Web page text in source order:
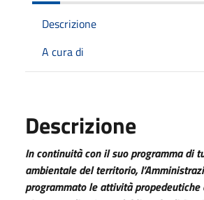
Descrizione
A cura di
Descrizione
In continuità con il suo programma di
ambientale del territorio,
programmato le attività propedeutiche